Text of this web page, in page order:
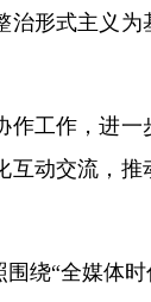
形式主义
工作，进一
动交流，
“全媒体时